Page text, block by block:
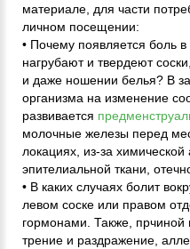
материале, для части
личном посещении:
• Почему появляется боль
нагрубают и твердеют
и даже ношении белья? В
организма на изменение
развивается
молочные железы перед
локациях, из-за химической
эпителиальной ткани,
• В каких случаях болит
левом соске или правом
гормонами. Также, прчиной
трение и раздражение,